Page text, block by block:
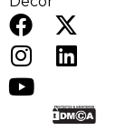
Lau bụi
dung dịch
Hạn chế
để tránh